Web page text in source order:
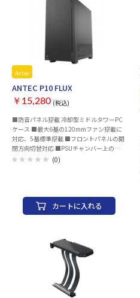
Antec
ANTEC P10 FLUX
￥15,280 (税込)
■防音パネル搭載 冷却型ミドルタワーPC
ケース ■最大6基の120mmファン搭載に
対応、5基標準搭載 ■フロントパネルの開
閉方向切替対応 ■PSUチャンバー上の逆回
転120mmファンでGPUを直接冷却 ■フロ
イズの大型ラジエータ搭載に対応
■405mmを確保した拡張カードスペース
■高さ175mmまでのCPUクーラーに対応
405mm 対応CPUクーラー高さ：最大175
mm 最大電源長さ：ATX 205mm 標準搭載
ファン：あり 本体サイズ：220x486x477
mm（幅x高さx奥行） 本体重量：約7.3 kg
(0)
カートに入れる